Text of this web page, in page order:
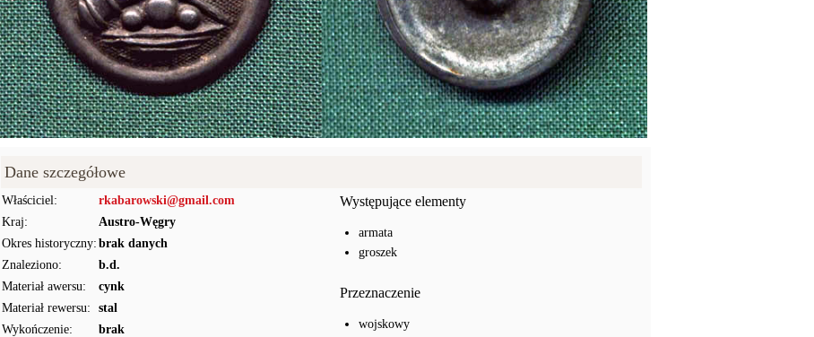
Dane szczegółowe
Właściciel:
rkabarowski@gmail.com
Kraj:
Austro-Węgry
Okres historyczny: brak danych
Znaleziono:
b.d.
Materiał awersu:
cynk
Materiał rewersu:
stal
Wykończenie:
brak
Występujące elementy
armata
groszek
Przeznaczenie
wojskowy